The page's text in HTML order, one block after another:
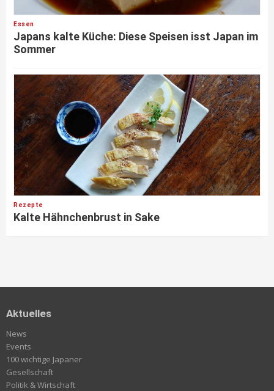
Essen
Japans kalte Küche: Diese Speisen isst Japan im
Sommer
Rezepte
Kalte Hähnchenbrust in Sake
Aktuelles
News
Events
100 wichtige Japaner
Gesellschaft
Politik & Wirtschaft